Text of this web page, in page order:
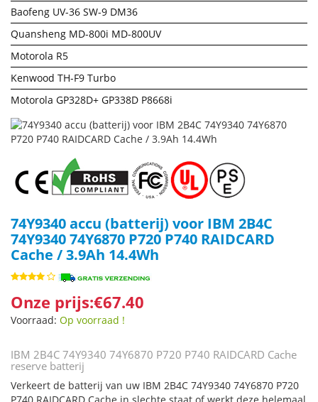
Baofeng UV-36 SW-9 DM36
Quansheng MD-800i MD-800UV
Motorola R5
Kenwood TH-F9 Turbo
Motorola GP328D+ GP338D P8668i
74Y9340 accu (batterij) voor IBM 2B4C
74Y9340 74Y6870 P720 P740 RAIDCARD
Cache / 3.9Ah 14.4Wh
Onze prijs:€67.40
Voorraad: Op voorraad !
IBM 2B4C 74Y9340 74Y6870 P720 P740 RAIDCARD Cache
reserve batterij
Verkeert de batterij van uw IBM 2B4C 74Y9340 74Y6870 P720